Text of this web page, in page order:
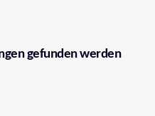
gefunden werden